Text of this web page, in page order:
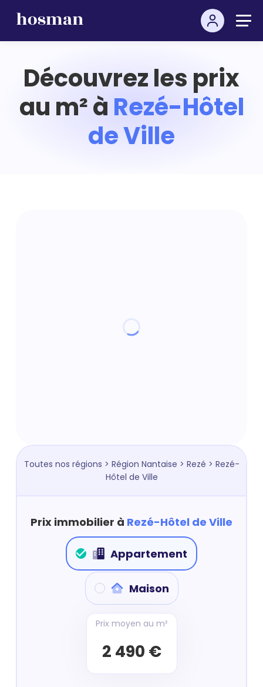
Découvrez les prix
au m² à Rezé-Hôtel
de Ville
Toutes nos régions > Région Nantaise > Rezé > Rezé-
Hôtel de Ville
Prix immobilier à Rezé-Hôtel de Ville
Appartement
Maison
Prix moyen au m²
2 490 €